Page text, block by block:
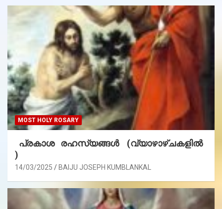
MOST HOLY ROSARY
പ്രകാശ രഹസ്യങ്ങൾ (വ്യാഴാഴ്ചകളിൽ
)
14/03/2025 BAIJU JOSEPH KUMBLANKAL